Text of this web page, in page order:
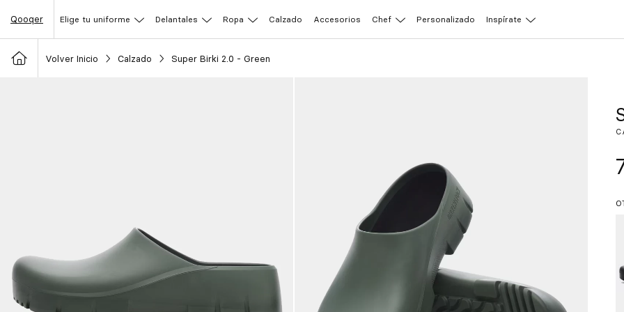
Qooqer Elige tu uniforme Delantales Ropa Calzado Accesorios Chef Personalizado Inspírate
Volver Inicio Calzado Super Birki 2.0 - Green